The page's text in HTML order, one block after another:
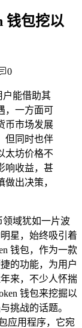
钱包挖以
0
户能借助其
，一方面可
币市场发展
但同时也伴
太坊价格不
响收益，甚
出决策，
域犹如一片波
星，始终吸引着
钱包，作为一款
的功能，为用户
来，不少人怀揣
钱包来挖掘以
挑战的话题。
应用程序，它宛